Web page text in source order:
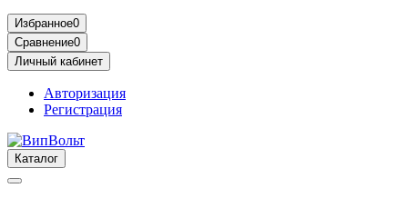
Избранное0
Сравнение0
Личный кабинет
Авторизация
Регистрация
Каталог